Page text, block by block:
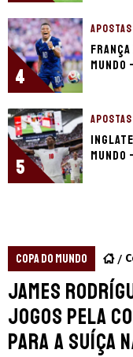
4
APOSTAS
Mundo
5
APOSTAS
Mundo
COPA DO MUNDO
James
jogos pela
para a Suíça